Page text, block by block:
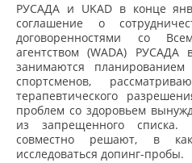
РУСАДА и UKAD в конце
соглашение о
договоренностями со
агентством (WADA) РУСАДА
занимаются планированием
спортсменов,
терапевтического
проблем со здоровьем
из запрещенного
совместно решают, в
исследоваться допинг-пробы.